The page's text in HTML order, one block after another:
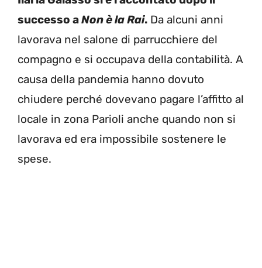
successo aNon è la Rai. Da alcuni anni
lavorava nel salone di parrucchiere del
compagno e si occupava della contabilità. A
causa della pandemia hanno dovuto
chiudere perché dovevano pagare l’affitto al
locale in zona Parioli anche quando non si
lavorava ed era impossibile sostenere le
spese.